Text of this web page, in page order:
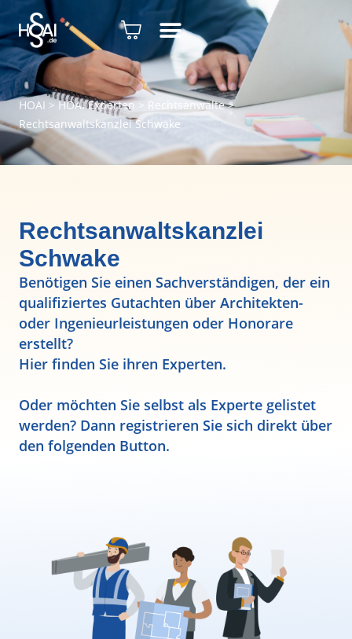
HOAI > HOAI Experten> Rechtsanwälte>
Rechtsanwaltskanzlei Schwake
Rechtsanwaltskanzlei
Schwake
Benötigen Sie einen Sachverständigen, der ein
qualifiziertes Gutachten über Architekten-
oder Ingenieurleistungen oder Honorare
erstellt?
Hier finden Sie ihren Experten.
Oder möchten Sie selbst als Experte gelistet
werden? Dann registrieren Sie sich direkt über
den folgenden Button.